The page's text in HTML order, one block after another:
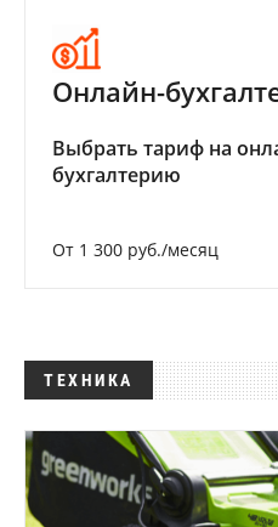
Онлайн-
Выбрать тариф на
бухгалтерию
От 1 300 руб./месяц
ТЕХНИКА